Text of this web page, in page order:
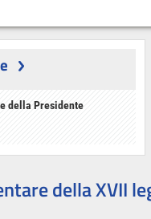
della Presidente
della XVII